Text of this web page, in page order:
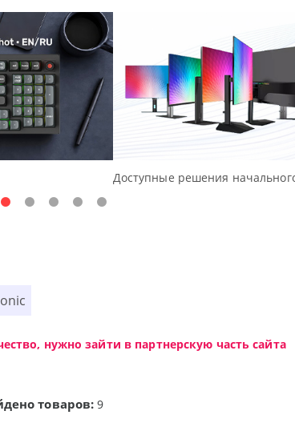
мониторы Oceanview.
нужно зайти в партнерскую часть сайта
товаров: 9